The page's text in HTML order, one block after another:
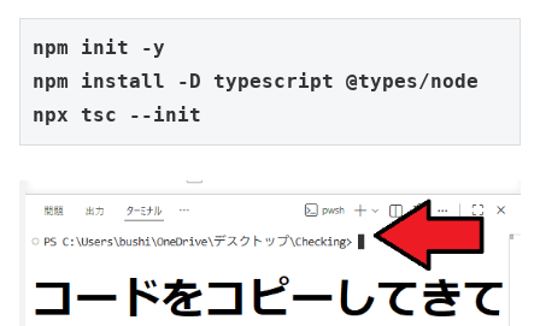
npm init -y
npm install -D typescript @types/node
npx tsc --init